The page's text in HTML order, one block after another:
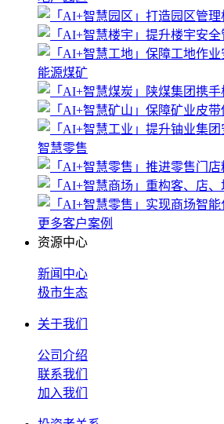
能源煤矿
智慧零售
更多客户案例
资源中心
新闻中心
极市生态
关于我们
公司介绍
联系我们
加入我们